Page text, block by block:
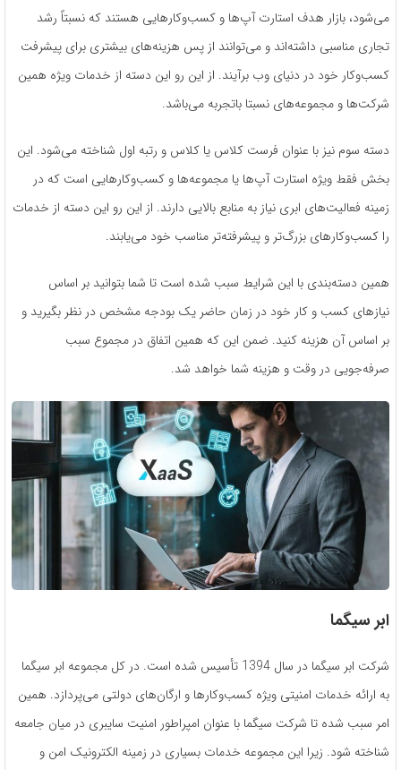
می‌شود، بازار هدف استارت آپ‌ها و کسب‌وکارهایی هستند که نسبتاً رشد
تجاری مناسبی داشته‌اند و می‌توانند از پس هزینه‌های بیشتری برای پیشرفت
کسب‌وکار خود در دنیای وب برآیند. از این رو این دسته از خدمات ویژه همین
شرکت‌ها و مجموعه‌های نسبتا باتجربه می‌باشد.
دسته سوم نیز با عنوان فرست کلاس یا کلاس و رتبه اول شناخته می‌شود. این
بخش فقط ویژه استارت آپ‌ها یا مجموعه‌ها و کسب‌وکارهایی است که در
زمینه فعالیت‌های ابری نیاز به منابع بالایی دارند. از این رو این دسته از خدمات
را کسب‌وکارهای بزرگ‌تر و پیشرفته‌تر مناسب خود می‌یابند.
همین دسته‌بندی با این شرایط سبب شده است تا شما بتوانید بر اساس
نیازهای کسب و کار خود در زمان حاضر یک بودجه مشخص در نظر بگیرید و
بر اساس آن هزینه کنید. ضمن این که همین اتفاق در مجموع سبب
صرفه‌جویی در وقت و هزینه شما خواهد شد.
ابر سیگما
شرکت ابر سیگما در سال 1394 تأسیس شده است. در کل مجموعه ابر سیگما
به ارائه خدمات امنیتی ویژه کسب‌وکارها و ارگان‌های دولتی می‌پردازد. همین
امر سبب شده تا شرکت سیگما با عنوان امپراطور امنیت سایبری در میان جامعه
شناخته شود. زیرا این مجموعه خدمات بسیاری در زمینه الکترونیک امن و